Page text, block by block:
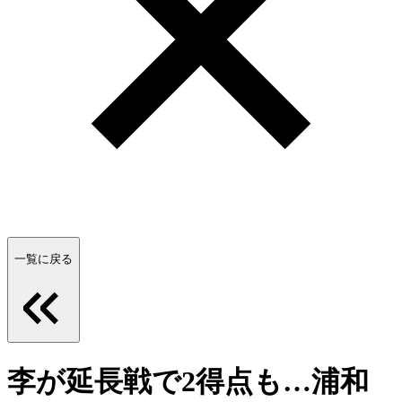
一覧に戻る
李が延長戦で2得点も…浦和